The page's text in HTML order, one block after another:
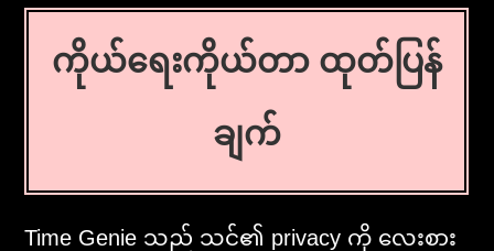
ကိုယ်ရေးကိုယ်တာ ထုတ်ပြန်
ချက်
Time Genie သည် သင်၏ privacy ကို လေးစား